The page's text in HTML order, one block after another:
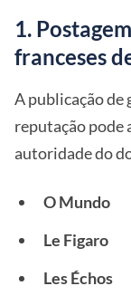
1.
franceses
A publicação de
reputação pode
autoridade do
O Mundo
Le Figaro
Les Échos